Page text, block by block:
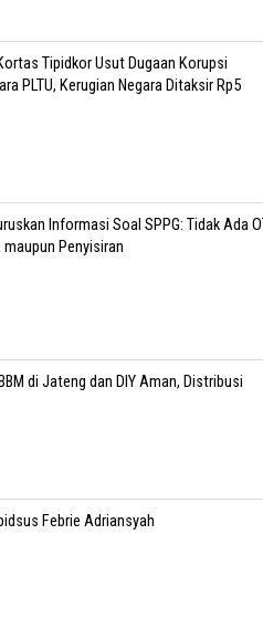
Tipidkor Usut Dugaan Korupsi
PLTU, Kerugian Negara Ditaksir Rp5
Informasi Soal SPPG: Tidak Ada
maupun Penyisiran
di Jateng dan DIY Aman, Distribusi
Febrie Adriansyah